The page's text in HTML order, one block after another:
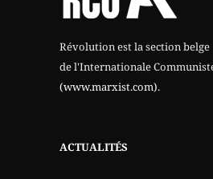
Révolution est la section belge
de l'Internationale
(www.marxist.com).
ACTUALITÉS